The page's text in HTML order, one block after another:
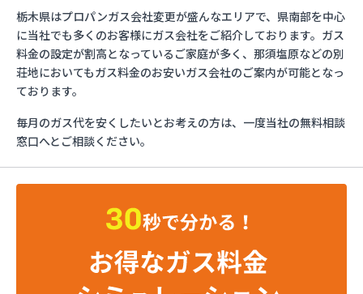
フジオックス株式会社 宇都宮営業所
マイシティプロパンガス
ミライフ株式会社 大田原店
烏山プロパン株式会社
烏山通運株式会社プロパンガス
益田屋プロパン有限会社
横川食販株式会社 一里販売所
横川食販株式会社一里販売所
河原実業株式会社 藤岡営業所
株式会社JAエルサポート LPガス総合センター
株式会社JAエルサポート じゃすぽーと真岡SS
栃木県はプロパンガス会社変更が盛んなエリアで、県南部を中心
に当社でも多くのお客様にガス会社をご紹介しております。ガス
料金の設定が割高となっているご家庭が多く、那須塩原などの別
荘地においてもガス料金のお安いガス会社のご案内が可能となっ
ております。
毎月のガス代を安くしたいとお考えの方は、一度当社の無料相談
窓口へとご相談ください。